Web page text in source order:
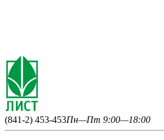
(841-2) 453-453Пн—Пт 9:00—18:00